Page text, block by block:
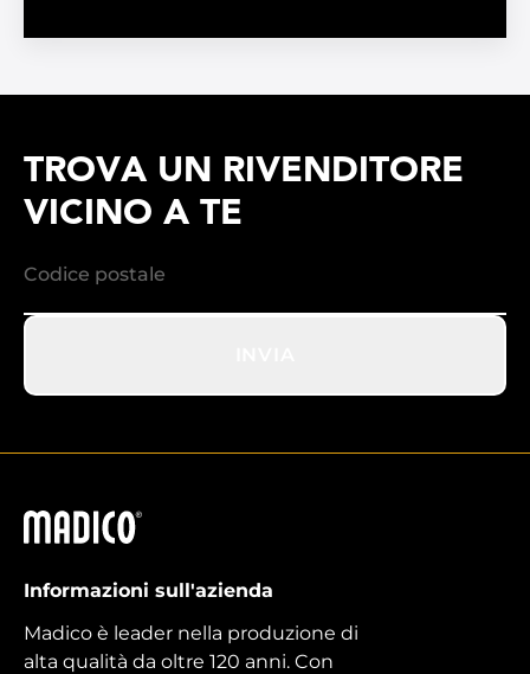
TROVA UN RIVENDITORE
VICINO A TE
Madico
Informazioni sull'azienda
Madico è leader nella produzione di
alta qualità da oltre 120 anni. Con